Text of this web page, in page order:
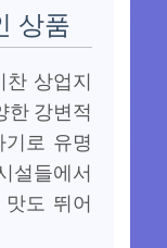
상품
찬 상업지
한 강변적
로 유명
설들에서
도 뛰어